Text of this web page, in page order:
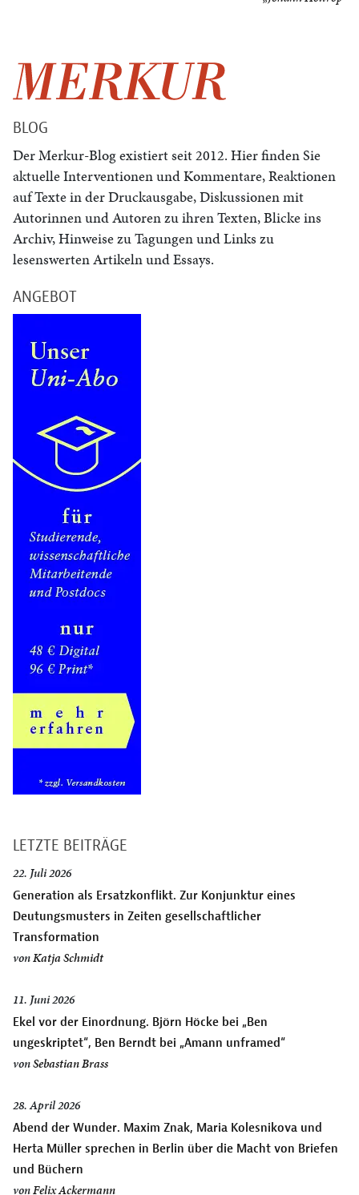
BLOG
Der Merkur-Blog existiert seit 2012. Hier finden Sie
aktuelle Interventionen und Kommentare, Reaktionen
auf Texte in der Druckausgabe, Diskussionen mit
Autorinnen und Autoren zu ihren Texten, Blicke ins
Archiv, Hinweise zu Tagungen und Links zu
lesenswerten Artikeln und Essays.
ANGEBOT
LETZTE BEITRÄGE
22. Juli 2026
Generation als Ersatzkonflikt. Zur Konjunktur eines
Deutungsmusters in Zeiten gesellschaftlicher
Transformation
vonKatja Schmidt
11. Juni 2026
Ekel vor der Einordnung. Björn Höcke bei „Ben
ungeskriptet“, Ben Berndt bei „Amann unframed“
vonSebastian Brass
28. April 2026
Abend der Wunder. Maxim Znak, Maria Kolesnikova und
Herta Müller sprechen in Berlin über die Macht von Briefen
und Büchern
vonFelix Ackermann